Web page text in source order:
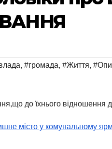
, #громада, #Життя,
до їхнього
місто у комунальному